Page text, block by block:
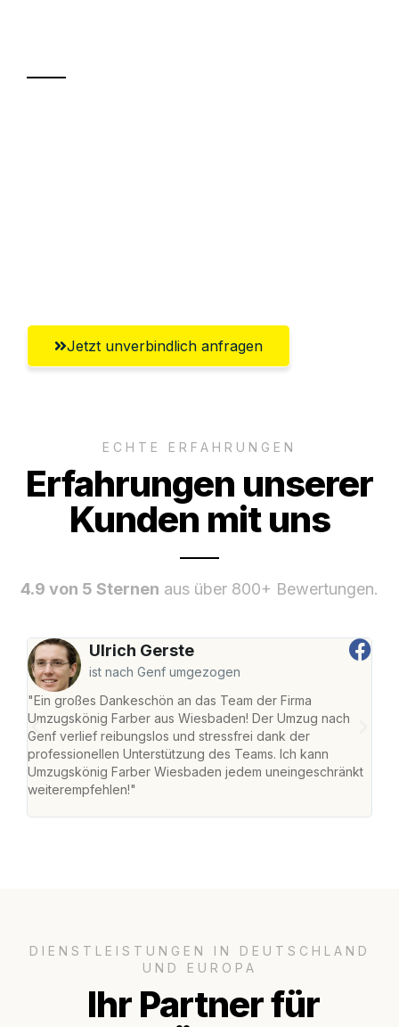
Jetzt unverbindlich anfragen
ECHTE ERFAHRUNGEN
Erfahrungen unserer
Kunden mit uns
4.9 von 5 Sternen aus über 800+ Bewertungen.
Ulrich Gerste
ist nach Genf umgezogen
"Ein großes Dankeschön an das Team der Firma
Umzugskönig Farber aus Wiesbaden! Der Umzug nach
Genf verlief reibungslos und stressfrei dank der
professionellen Unterstützung des Teams. Ich kann
Umzugskönig Farber Wiesbaden jedem uneingeschränkt
weiterempfehlen!"
DIENSTLEISTUNGEN IN DEUTSCHLAND
UND EUROPA
Ihr Partner für